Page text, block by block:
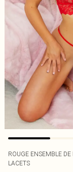
ROUGE ENSEMBLE
LACETS